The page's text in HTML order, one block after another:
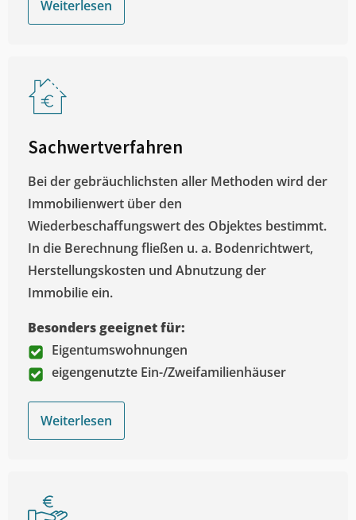
Weiterlesen
Sachwertverfahren
Bei der gebräuchlichsten aller Methoden wird der
Immobilienwert über den
Wiederbeschaffungswert des Objektes bestimmt.
In die Berechnung fließen u. a. Bodenrichtwert,
Herstellungskosten und Abnutzung der
Immobilie ein.
Besonders geeignet für:
Eigentumswohnungen
eigengenutzte Ein-/Zweifamilienhäuser
Weiterlesen